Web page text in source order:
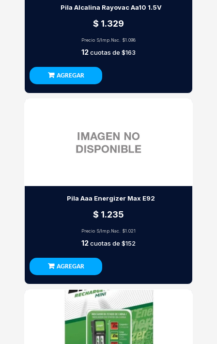
Pila Alcalina Rayovac Aa10 1.5V
$ 1.329
Precio S/Imp.Nac. $1.098
12cuotas de $163
AGREGAR
Pila Aaa Energizer Max E92
$ 1.235
Precio S/Imp.Nac. $1.021
12cuotas de $152
AGREGAR